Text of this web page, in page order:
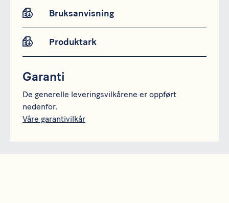
Bruksanvisning
Produktark
Garanti
De generelle leveringsvilkårene er oppført
nedenfor.
Våre garantivilkår